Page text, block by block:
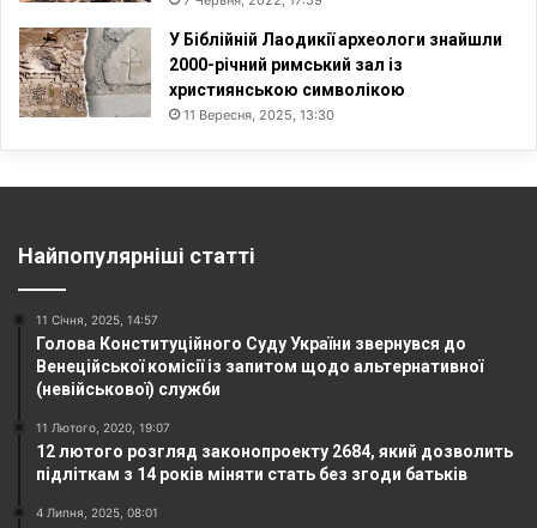
У Біблійній Лаодикії археологи знайшли
2000-річний римський зал із
християнською символікою
11 Вересня, 2025, 13:30
Найпопулярніші статті
11 Січня, 2025, 14:57
Голова Конституційного Суду України звернувся до
Венеційської комісії із запитом щодо альтернативної
(невійськової) служби
11 Лютого, 2020, 19:07
12 лютого розгляд законопроекту 2684, який дозволить
підліткам з 14 років міняти стать без згоди батьків
4 Липня, 2025, 08:01